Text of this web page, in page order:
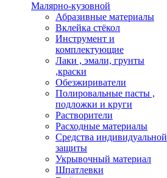
Малярно-кузовной
Абразивные материалы
Вклейка стёкол
Инструмент и
комплектующие
Лаки , эмали, грунты
,краски
Обезжириватели
Полировальные пасты ,
подложки и круги
Растворители
Расходные материалы
Средства индивидуальной
защиты
Укрывочный материал
Шпатлевки